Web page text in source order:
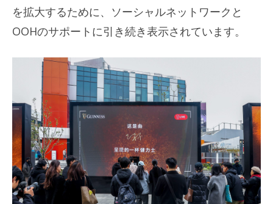
を拡大するために、ソーシャルネットワークと
OOHのサポートに引き続き表示されています。